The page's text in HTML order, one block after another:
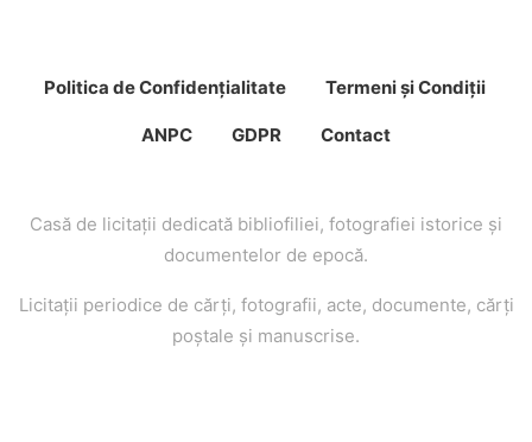
Politica de Confidenţialitate Termeni şi Condiţii
ANPC GDPR Contact
Casă de licitaţii dedicată bibliofiliei, fotografiei istorice şi
documentelor de epocă.
Licitaţii periodice de cărţi, fotografii, acte, documente, cărţi
poştale şi manuscrise.